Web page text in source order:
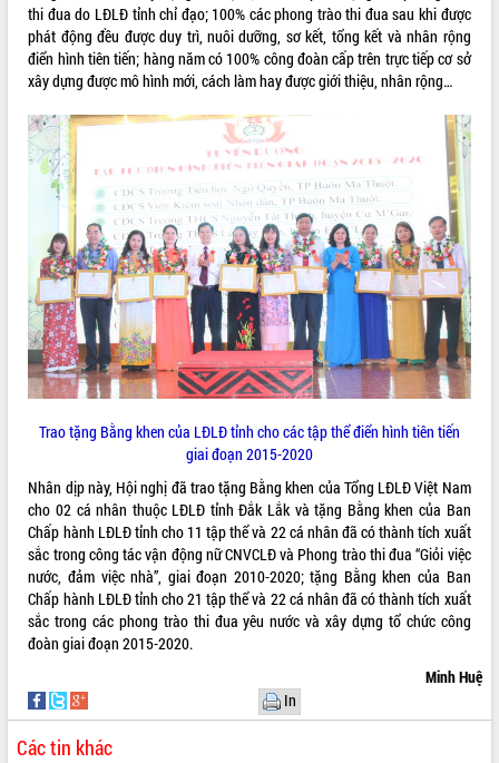
UBND tỉnh họp báo định kỳ tháng 4
năm 2026
Hội thảo khoa học “Giải pháp thúc đẩy
phát triển nền kinh tế xanh tại tỉnh
Đắk Lắk”
Tăng cường giám sát, đôn đốc thực
hiện nhiệm vụ quản lý tài sản công
hàng tuần
Tháo gỡ những vướng mắc, đẩy mạnh
công tác cải cách thủ tục hành chính
tại Trung tâm Phục vụ hành chính
công tỉnh
Đắk Lắk: Tôn vinh 46 giải pháp tại Hội
thi Sáng tạo Kỹ thuật 2024 - 2025
Đắk Lắk rà soát, điều chỉnh Đề án 190
về phát triển nuôi trồng thủy sản
Trương Công Thái kiểm tra thực địa
Dự án cao tốc Khánh Hòa - Buôn Ma
Thuột
Định vị cà phê Việt Nam như một “di
sản sống” trong dòng chảy toàn cầu
Xây dựng nông thôn mới: Nâng cao đời
sống người dân từ những mô hình thiết
thực
Quyết liệt tháo gỡ vướng mắc, đẩy
nhanh tiến độ các dự án trọng điểm
Hòn Yến phát triển du lịch gắn với bảo
tồn biển
Lấy ý kiến điều chỉnh Quy hoạch tỉnh
thi đua do LĐLĐ tỉnh chỉ đạo; 100% các phong trào thi đua sau khi được
phát động đều được duy trì, nuôi dưỡng, sơ kết, tổng kết và nhân rộng
điển hình tiên tiến; hàng năm có 100% công đoàn cấp trên trực tiếp cơ sở
xây dựng được mô hình mới, cách làm hay được giới thiệu, nhân rộng…
Trao tặng Bằng khen của LĐLĐ tỉnh cho các tập thể điển hình tiên tiến
giai đoạn 2015-2020
Nhân dịp này, Hội nghị đã trao tặng Bằng khen của Tổng LĐLĐ Việt Nam
cho 02 cá nhân thuộc LĐLĐ tỉnh Đắk Lắk và tặng Bằng khen của Ban
Chấp hành LĐLĐ tỉnh cho 11 tập thể và 22 cá nhân đã có thành tích xuất
sắc trong công tác vận động nữ CNVCLĐ và Phong trào thi đua “Giỏi việc
nước, đảm việc nhà”, giai đoạn 2010-2020; tặng Bằng khen của Ban
Chấp hành LĐLĐ tỉnh cho 21 tập thể và 22 cá nhân đã có thành tích xuất
sắc trong các phong trào thi đua yêu nước và xây dựng tổ chức công
đoàn giai đoạn 2015-2020.
Minh Huệ
In
Các tin khác